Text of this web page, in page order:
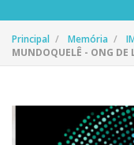
Principal Memória
MUNDOQUELÊ - ONG DE